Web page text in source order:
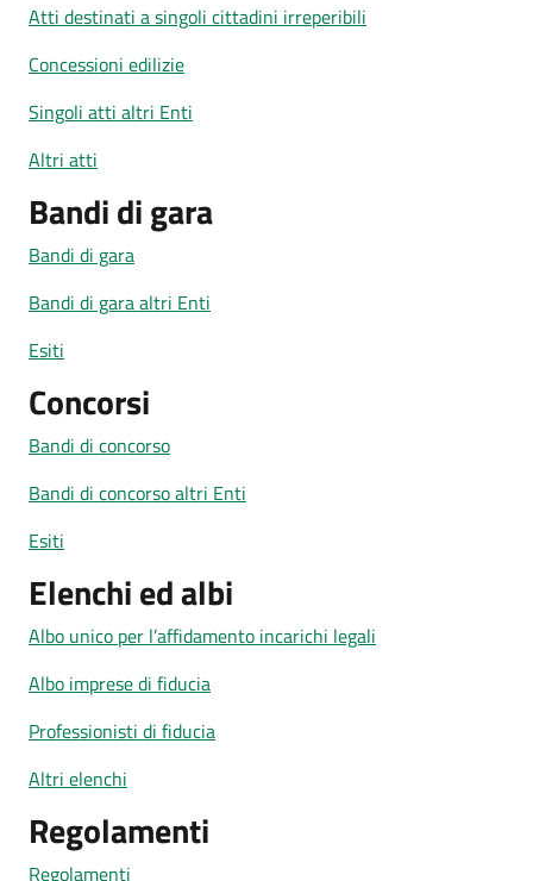
Atti destinati a singoli cittadini irreperibili
Concessioni edilizie
Singoli atti altri Enti
Altri atti
Bandi di gara
Bandi di gara
Bandi di gara altri Enti
Esiti
Concorsi
Bandi di concorso
Bandi di concorso altri Enti
Esiti
Elenchi ed albi
Albo unico per l’affidamento incarichi legali
Albo imprese di fiducia
Professionisti di fiducia
Altri elenchi
Regolamenti
Regolamenti